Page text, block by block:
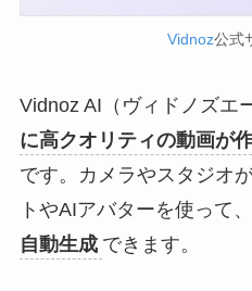
Vidnoz公式
Vidnoz AI（ヴィドノズエ
に高クオリティの動画が
です。カメラやスタジオ
トやAIアバターを使って、
自動生成 できます。